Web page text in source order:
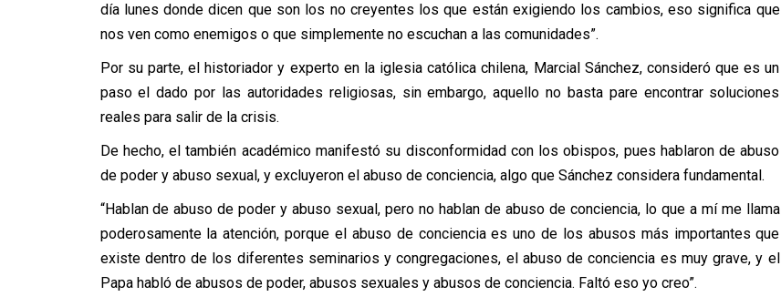
día lunes donde dicen que son los no creyentes los que están exigiendo los cambios, eso significa que
nos ven como enemigos o que simplemente no escuchan a las comunidades”.
Por su parte, el historiador y experto en la iglesia católica chilena, Marcial Sánchez, consideró que es un
paso el dado por las autoridades religiosas, sin embargo, aquello no basta pare encontrar soluciones
reales para salir de la crisis.
De hecho, el también académico manifestó su disconformidad con los obispos, pues hablaron de abuso
de poder y abuso sexual, y excluyeron el abuso de conciencia, algo que Sánchez considera fundamental.
“Hablan de abuso de poder y abuso sexual, pero no hablan de abuso de conciencia, lo que a mí me llama
poderosamente la atención, porque el abuso de conciencia es uno de los abusos más importantes que
existe dentro de los diferentes seminarios y congregaciones, el abuso de conciencia es muy grave, y el
Papa habló de abusos de poder, abusos sexuales y abusos de conciencia. Faltó eso yo creo”.